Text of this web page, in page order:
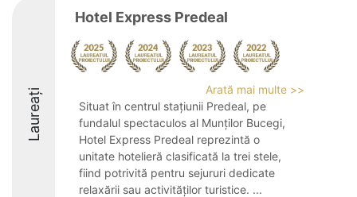
Laureați
Hotel Express Predeal
Arată mai multe >>
Situat în centrul stațiunii Predeal, pe
fundalul spectaculos al Munților Bucegi,
Hotel Express Predeal reprezintă o
unitate hotelieră clasificată la trei stele,
fiind potrivită pentru sejururi dedicate
relaxării sau activităților turistice. ...